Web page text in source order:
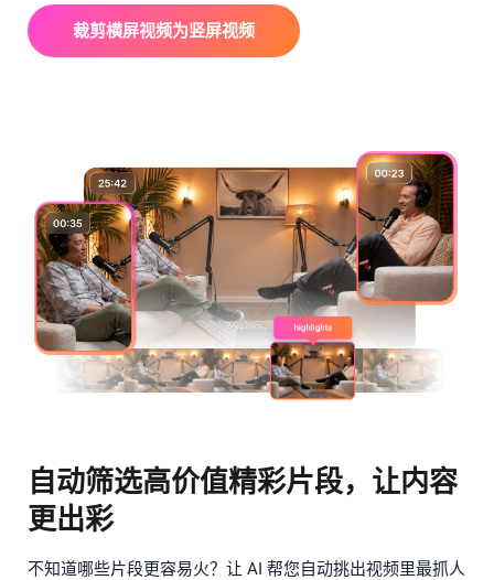
裁剪横屏视频为竖屏视频
自动筛选高价值精彩片段，让内容
更出彩
不知道哪些片段更容易火？让 AI 帮您自动挑出视频里最抓人